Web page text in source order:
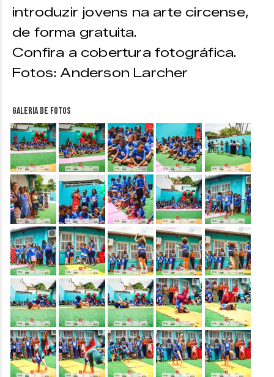
introduzir jovens na arte circense,
de forma gratuita.
Confira a cobertura fotográfica.
Fotos: Anderson Larcher
Galeria de fotos
&nbsp; &nbsp; &nbsp; &nbsp; &nbsp;
&nbsp; &nbsp; &nbsp; &nbsp; &nbsp;
&nbsp; &nbsp; &nbsp; &nbsp; &nbsp;
&nbsp; &nbsp; &nbsp; &nbsp; &nbsp;
&nbsp; &nbsp; &nbsp; &nbsp; &nbsp;